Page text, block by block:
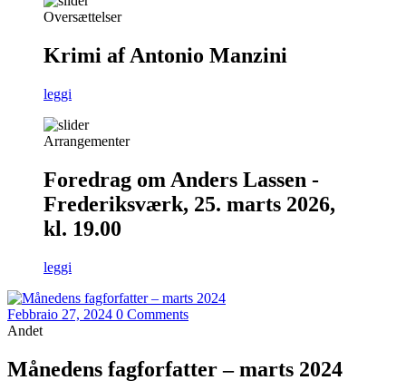
Oversættelser
Krimi af Antonio Manzini
leggi
Arrangementer
Foredrag om Anders Lassen -
Frederiksværk, 25. marts 2026,
kl. 19.00
leggi
Febbraio 27, 2024 0 Comments
Andet
Månedens fagforfatter – marts 2024